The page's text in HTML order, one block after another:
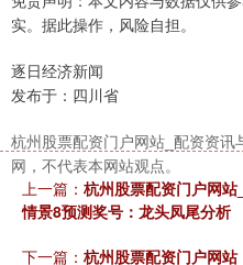
实。据此操作，风险自担。
逐日经济新闻
发布于：四川省
杭州股票配资门户网站_配资资
网，不代表本网站观点。
上一篇： 杭州股票配资门户网
情景8预测奖号：龙头凤尾分析
下一篇： 杭州股票配资门户网